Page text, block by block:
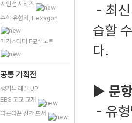
지인선 시리즈
수학 유형서, Hexagon
메가스터디 E분석노트
공통 기획전
생기부 레벨 UP
EBS 고교 교재
따끈따끈 신간 도서
- 최
습할
다.
▶ 문
- 유